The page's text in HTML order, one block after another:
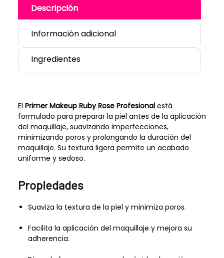
Descripción
Información adicional
Ingredientes
El Primer Makeup Ruby Rose Profesionalestá
formulado para preparar la piel antes de la aplicación
del maquillaje, suavizando imperfecciones,
minimizando poros y prolongando la duración del
maquillaje. Su textura ligera permite un acabado
uniforme y sedoso.
Propiedades
Suaviza la textura de la piel y minimiza poros.
Facilita la aplicación del maquillaje y mejora su
adherencia.